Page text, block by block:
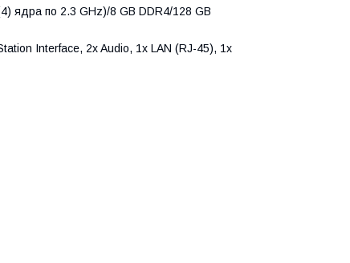
ядра по 2.3 GHz)/8 GB DDR4/128 GB
Interface, 2x Audio, 1x LAN (RJ-45), 1x